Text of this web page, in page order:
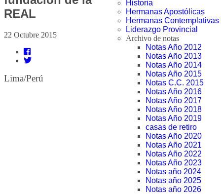
Historia
Hermanas Apostólicas
Hermanas Contemplativas
Liderazgo Provincial
Archivo de notas
Notas Año 2012
Notas Año 2013
Notas Año 2014
Notas Año 2015
Notas C.C. 2015
Notas Año 2016
Notas Año 2017
Notas Año 2018
Notas Año 2019
casas de retiro
Notas Año 2020
Notas Año 2021
Notas Año 2022
Notas Año 2023
Notas año 2024
Notas año 2025
Notas año 2026
REAL
22 Octubre 2015
Lima/Perú